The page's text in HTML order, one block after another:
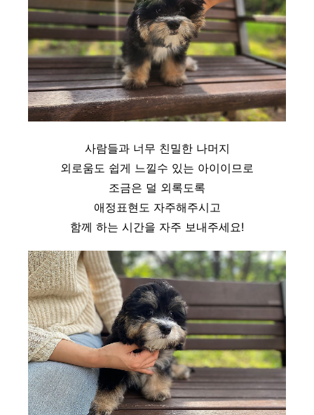
사람들과 너무 친밀한 나머지
외로움도 쉽게 느낄수 있는 아이이므로
조금은 덜 외록도록
애정표현도 자주해주시고
함께 하는 시간을 자주 보내주세요!